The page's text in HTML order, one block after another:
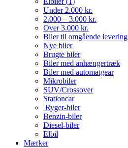
Under 2.000 kr.
2.000 – 3.000 kr.
Over 3.000 kr.
Biler til omgående levering
Nye biler
Brugte biler
Biler med anhængertræk
Biler med automatgear
Mikrobiler
SUV/Crossover
Stationcar
Ryger-biler
Benzin-biler
Diesel-biler
Elbil
Mærker